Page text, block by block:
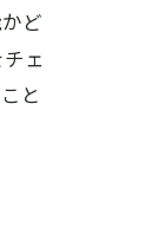
ど
ェ
と